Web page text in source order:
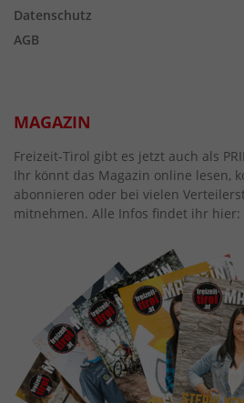
Datenschutz
AGB
MAGAZIN
Freizeit-Tirol gibt es jetzt auch als
Ihr könnt das Magazin online lesen,
abonnieren oder bei vielen
mitnehmen. Alle Infos findet ihr hier: